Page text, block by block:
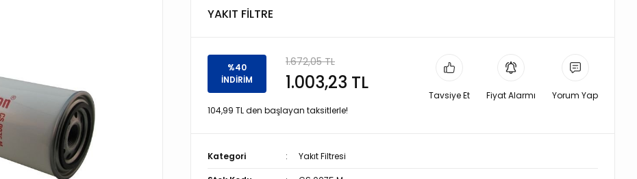
YAKIT FİLTRE
%40
İNDİRİM
1.672,05 TL
1.003,23 TL
104,99 TL den başlayan taksitlerle!
Tavsiye Et Fiyat Alarmı Yorum Yap
Kategori Yakıt Filtresi